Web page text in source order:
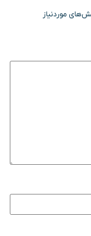
موردنیاز